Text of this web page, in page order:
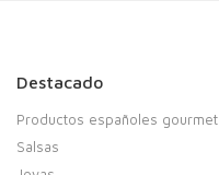
Destacado
Productos españoles gourmet
Salsas